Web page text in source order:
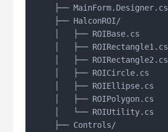
├── MainForm.Designer.cs
├── HalconROI/
│   ├── ROIBase.cs
│   ├── ROIRectangle1.cs
│   ├── ROIRectangle2.cs
│   ├── ROICircle.cs
│   ├── ROIEllipse.cs
│   ├── ROIPolygon.cs
│   └── ROIUtility.cs
├── Controls/